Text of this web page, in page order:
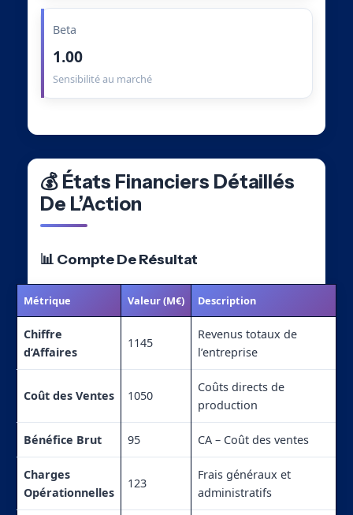
Beta
1.00
Sensibilité au marché
💰 États Financiers Détaillés
De L’Action
📊 Compte De Résultat
Métrique Valeur (M€) Description
Chiffre
d’Affaires
1145
Revenus totaux de
l’entreprise
Coût des Ventes 1050
Coûts directs de
production
Bénéfice Brut 95 CA – Coût des ventes
Charges
Opérationnelles
123
Frais généraux et
administratifs